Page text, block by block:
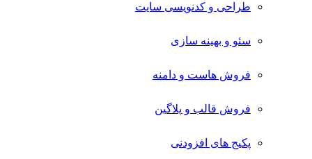
طراحی و کدنویسی سایت
سئو و بهینه سازی
فروش هاست و دامنه
فروش قالب و پلاگین
پکیج های افزودنی